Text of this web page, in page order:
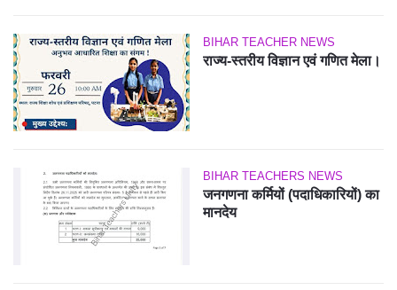
BIHAR TEACHER NEWS
राज्य-स्तरीय विज्ञान एवं गणित मेला।
BIHAR TEACHERS NEWS
जनगणना कर्मियों (पदाधिकारियों) का
मानदेय